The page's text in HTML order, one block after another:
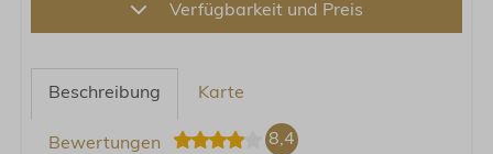
Verfügbarkeit und Preis
Beschreibung Karte
Bewertungen 8,4